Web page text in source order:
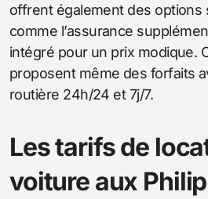
offrent également des options
comme l’assurance
intégré pour un prix modique.
proposent même des forfaits
routière 24h/24 et 7j/7.
Les tarifs de
voiture aux